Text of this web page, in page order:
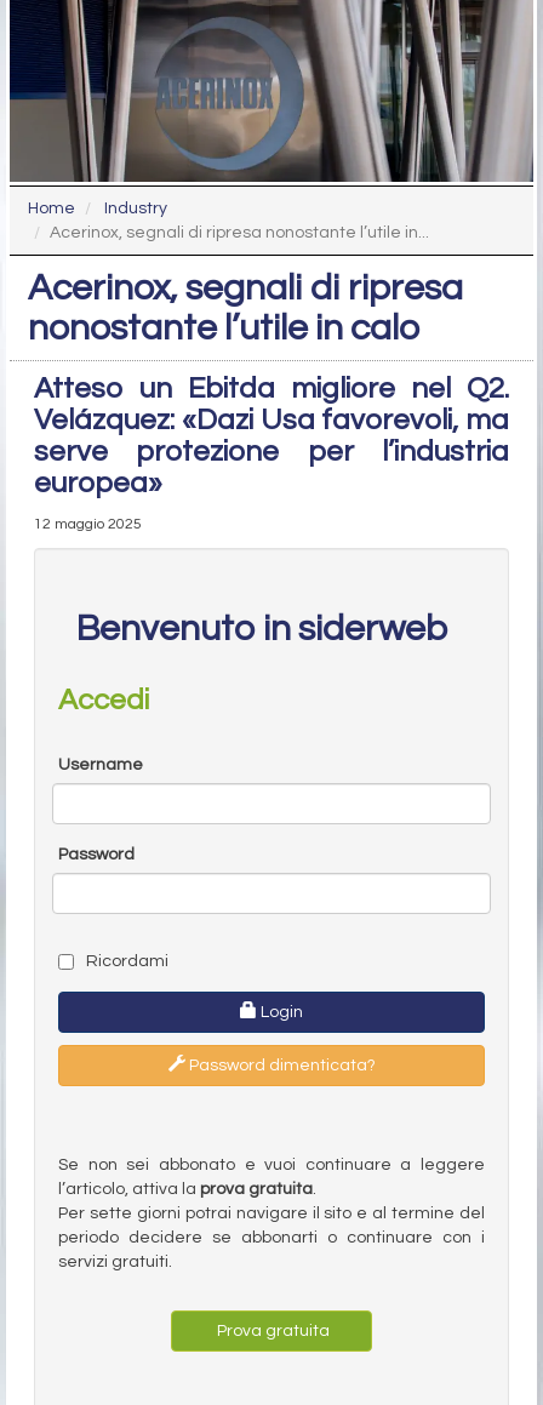
Home
Industry
Acerinox, segnali di ripresa nonostante l’utile in...
Acerinox, segnali di ripresa
nonostante l’utile in calo
Atteso un Ebitda migliore nel Q2.
Velázquez: «Dazi Usa favorevoli, ma
serve protezione per l’industria
europea»
12 maggio 2025
Benvenuto in siderweb
Accedi
Username
Password
Ricordami
Login
Password dimenticata?
Se non sei abbonato e vuoi continuare a leggere
l’articolo, attiva la prova gratuita.
Per sette giorni potrai navigare il sito e al termine del
periodo decidere se abbonarti o continuare con i
servizi gratuiti.
Prova gratuita